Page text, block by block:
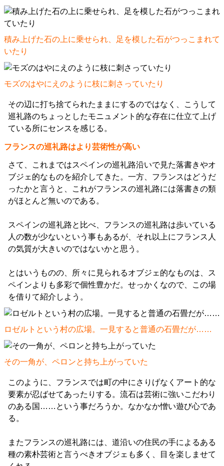
積み上げた石の上に乗せられ、足を模した石がつっこまれて
いたり
モズのはやにえのように枝に刺さっていたり
その辺に打ち捨てられたままにするのではなく、こうして
巡礼路のちょっとしたモニュメント的な存在に仕立て上げ
ている所にセンスを感じる。
フランスの巡礼路はより芸術性が高い
さて、これまではスペインの巡礼路沿いで見た落書きやオ
ブジェ的なものを紹介してきた。一方、フランスはどうだ
ったかと言うと、これがフランスの巡礼路には落書きの類
がほとんど無いのである。
スペインの巡礼路と比べ、フランスの巡礼路は歩いている
人の数が少ないという事もあるが、それ以上にフランス人
の気質が大きいのではないかと思う。
とはいうものの、所々に見られるオブジェ的なものは、ス
ペインよりも多彩で個性豊かだ。せっかくなので、この場
を借りて紹介しよう。
ロゼルトという村の広場。一見すると普通の石畳だが……
その一角が、ペロンと持ち上がっていた
このように、フランスでは町の中にさりげなくアート的な
要素が忍ばせてあったりする。流石は芸術に強いこだわり
のある国……という事だろうか。なかなか憎い遊び心であ
る。
またフランスの巡礼路には、道沿いの住民の手によるある
種の素朴芸術と言うべきオブジェも多く、目を楽しませて